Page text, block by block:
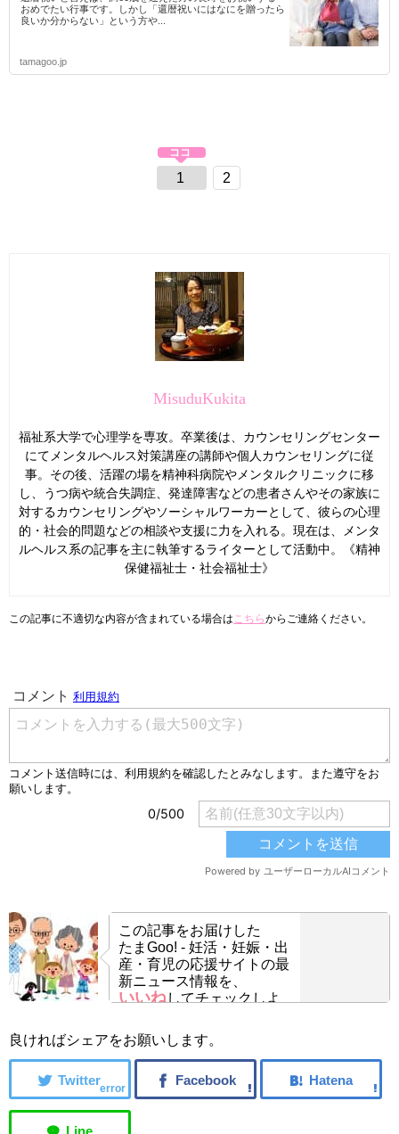
おめでたい行事です。しかし「還暦祝いにはなにを贈ったら
良いか分からない」という方や...
tamagoo.jp
1 2
MisuduKukita
福祉系大学で心理学を専攻。卒業後は、カウンセリングセンター
にてメンタルヘルス対策講座の講師や個人カウンセリングに従
事。その後、活躍の場を精神科病院やメンタルクリニックに移
し、うつ病や統合失調症、発達障害などの患者さんやその家族に
対するカウンセリングやソーシャルワーカーとして、彼らの心理
的・社会的問題などの相談や支援に力を入れる。現在は、メンタ
ルヘルス系の記事を主に執筆するライターとして活動中。《精神
保健福祉士・社会福祉士》
この記事に不適切な内容が含まれている場合はこちらからご連絡ください。
この記事をお届けした
たまGoo! - 妊活・妊娠・出
産・育児の応援サイトの最
新ニュース情報を、
いいねしてチェックしよ
良ければシェアをお願いします。
error